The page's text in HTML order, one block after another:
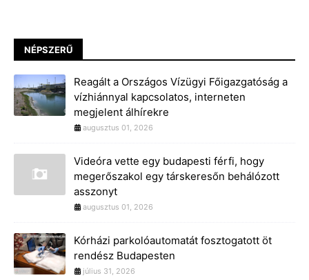
NÉPSZERŰ
Reagált a Országos Vízügyi Főigazgatóság a
vízhiánnyal kapcsolatos, interneten
megjelent álhírekre
augusztus 01, 2026
Videóra vette egy budapesti férfi, hogy
megerőszakol egy társkeresőn behálózott
asszonyt
augusztus 01, 2026
Kórházi parkolóautomatát fosztogatott öt
rendész Budapesten
július 31, 2026